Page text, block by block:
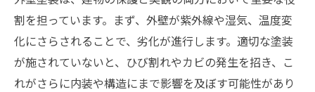
割を担っています。まず、外壁が紫外線や湿気、温度変
化にさらされることで、劣化が進行します。適切な塗装
が施されていないと、ひび割れやカビの発生を招き、こ
れがさらに内装や構造にまで影響を及ぼす可能性があり